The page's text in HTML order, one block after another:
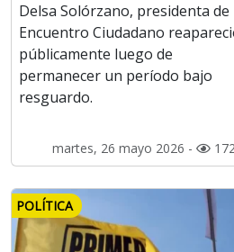
Delsa Solórzano, presidenta de
Encuentro Ciudadano
públicamente luego de
permanecer un período bajo
resguardo.
martes, 26 mayo 2026 -
POLÍTICA